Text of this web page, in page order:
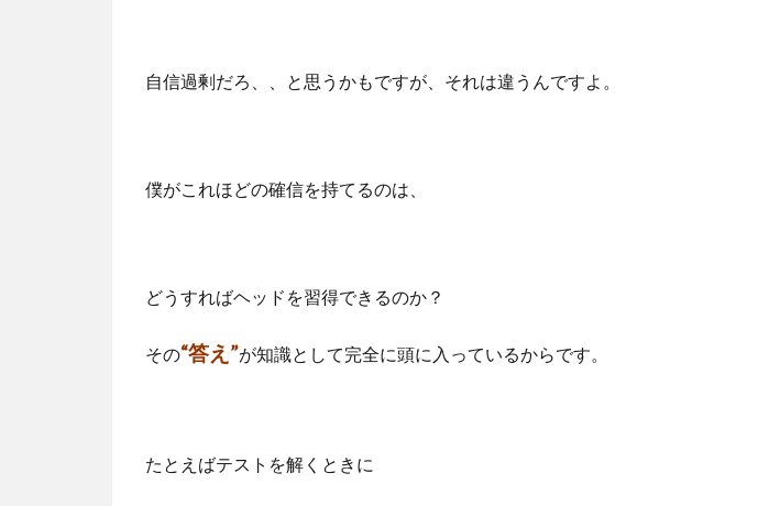
自信過剰だろ、、と思うかもですが、それは違うんですよ。
僕がこれほどの確信を持てるのは、
どうすればヘッドを習得できるのか？
その“答え”が知識として完全に頭に入っているからです。
たとえばテストを解くときに